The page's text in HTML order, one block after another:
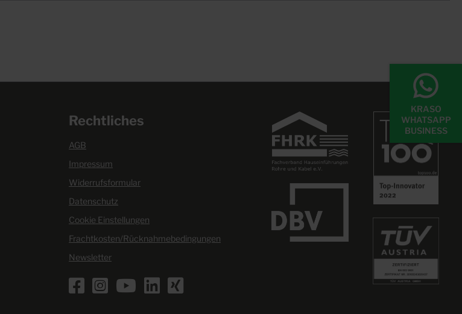
KRASO
WHATSAPP
BUSINESS
Rechtliches
AGB
Impressum
Widerrufsformular
Datenschutz
Cookie Einstellungen
Frachtkosten/Rücknahmebedingungen
Newsletter